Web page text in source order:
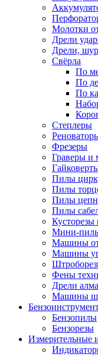
Молотки
Дрели
Дрели,
Свёрла
По
По
По
Степлеры
Фрезеры
Граверы и
Пилы
Пилы
Пилы
Пилы
Мини-
Машины
Машины
Фены
Дрели
Машины
Бензопилы
Бензорезы
Измерительные